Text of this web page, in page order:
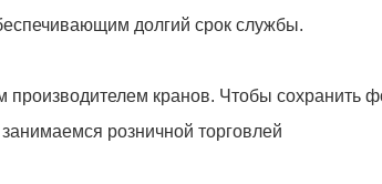
долгий срок службы.
кранов. Чтобы сохранить
розничной торговлей